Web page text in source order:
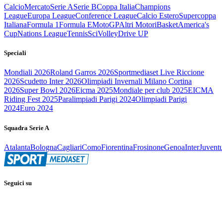
CalcioMercatoSerie ASerie BCoppa ItaliaChampions
LeagueEuropa LeagueConference LeagueCalcio EsteroSupercoppa
ItalianaFormula 1Formula EMotoGPAltri MotoriBasketAmerica's
CupNations LeagueTennisSciVolleyDrive UP
Speciali
Mondiali 2026Roland Garros 2026Sportmediaset Live Riccione
2026Scudetto Inter 2026Olimpiadi Invernali Milano Cortina
2026Super Bowl 2026Eicma 2025Mondiale per club 2025EICMA
Riding Fest 2025Paralimpiadi Parigi 2024Olimpiadi Parigi
2024Euro 2024
Squadra Serie A
AtalantaBolognaCagliariComoFiorentinaFrosinoneGenoaInter
Seguici su